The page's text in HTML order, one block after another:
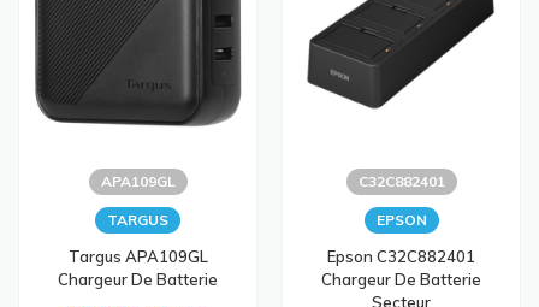
APA109GL
TARGUS
Targus APA109GL
Chargeur De Batterie
C32C882401
EPSON
Epson C32C882401
Chargeur De Batterie
Secteur